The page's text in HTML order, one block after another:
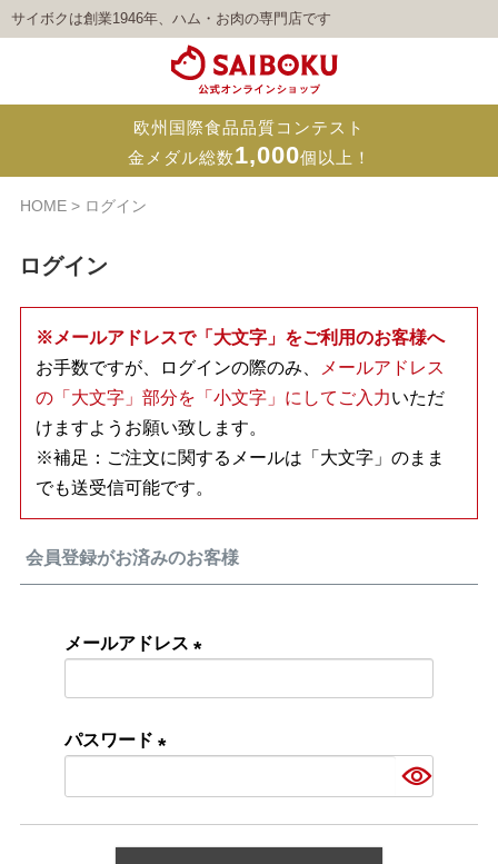
サイボクは創業1946年、ハム・お肉の専門店です
欧州国際食品品質コンテスト
金メダル総数1,000個以上！
HOME ログイン
ログイン
※メールアドレスで「大文字」をご利用のお客様へ
お手数ですが、ログインの際のみ、 メールアドレス
の「大文字」部分を「小文字」にしてご入力いただ
けますようお願い致します。
※補足：ご注文に関するメールは「大文字」のまま
でも送受信可能です。
会員登録がお済みのお客様
メールアドレス
パスワード